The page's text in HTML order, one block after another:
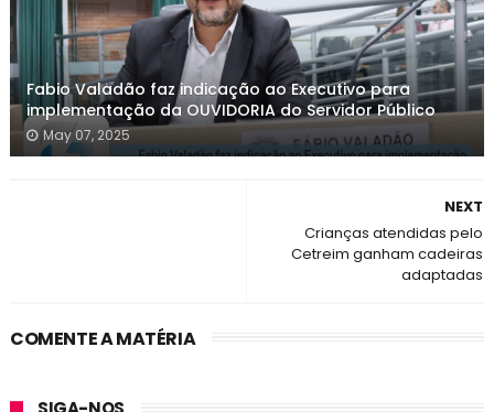
Fabio Valadão faz indicação ao Executivo para
implementação da OUVIDORIA do Servidor Público
May 07, 2025
NEXT
Crianças atendidas pelo
Cetreim ganham cadeiras
adaptadas
COMENTE A MATÉRIA